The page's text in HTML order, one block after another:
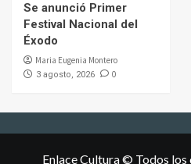
Se anunció Primer
Festival Nacional del
Éxodo
Maria Eugenia Montero
3 agosto, 2026 0
Enlace Cultura © Todos los